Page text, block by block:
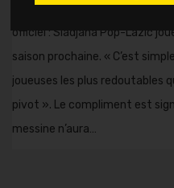
Dans les tuyaux depuis
officiel : Sladjana Pop-Lazic
saison prochaine. « C’est
joueuses les plus redoutables
pivot ». Le compliment est
messine n’aura…